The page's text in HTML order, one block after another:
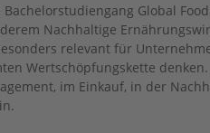
Global
Nachhaltige
relevant für
Wertschöpfungskette
im Einkauf, in der